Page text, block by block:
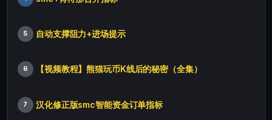
5 自动支撑阻力+进场提示
6 【视频教程】熊猫玩币K线后的秘密（全集）
7 汉化修正版smc智能资金订单指标